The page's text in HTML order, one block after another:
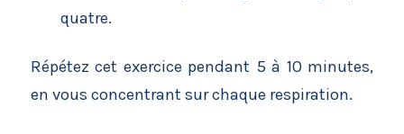
quatre.
Répétez cet exercice pendant 5 à 10 minutes,
en vous concentrant sur chaque respiration.